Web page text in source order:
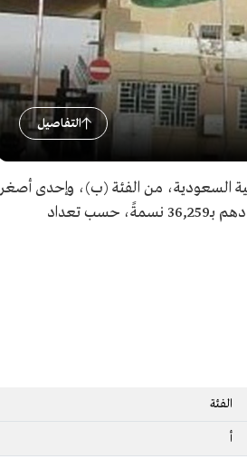
التفاصيل
السعودية، من الفئة (ب)، وإحدى أصغر
المحافظات سكانًا، يعيش فيها 2.6% فقط من سكان منطقة جازان، ويقدر عددهم بـ36,259 نسمةً، حسب تعداد
الفئة
أ